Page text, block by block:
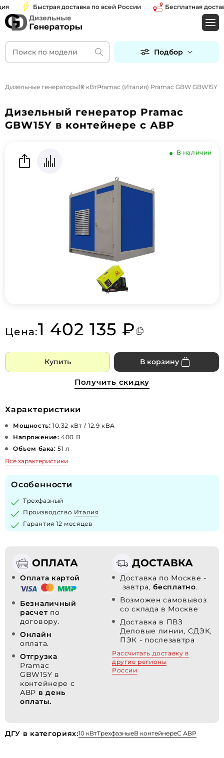
Быстрая доставка по всей России Бесплатная
Подбор
Дизельные генераторы10 кВтPramac (Италия) Pramac GBW GBW15Y
Дизельный генератор Pramac
GBW15Y в контейнере с АВР
В наличии
Цена:1 402 135 ₽
Купить В корзину
Получить скидку
Характеристики
Мощность: 10.32 кВт / 12.9 кВА
Напряжение: 400 В
Объем бака: 51 л
Все характеристики
Особенности
Трехфазный
Производство Италия
Гарантия 12 месяцев
ОПЛАТА
Оплата картой
Безналичный
расчет по
договору.
Онлайн
оплата.
Отгрузка
Pramac
GBW15Y в
контейнере с
АВР в день
оплаты.
ДОСТАВКА
Доставка по Москве -
завтра,бесплатно.
Возможен самовывоз
со склада в Москве
Доставка в ПВЗ
Деловые линии, СДЭК,
ПЭК - послезавтра
Рассчитать доставку в
другие регионы
России
ДГУ в категориях:10 кВтТрехфазныеВ контейнереС АВР